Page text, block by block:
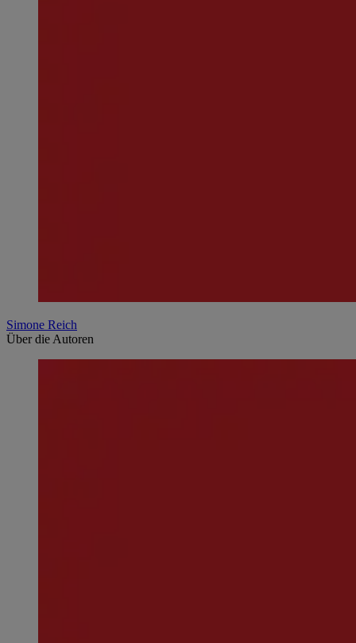
Simone Reich
Über die Autoren